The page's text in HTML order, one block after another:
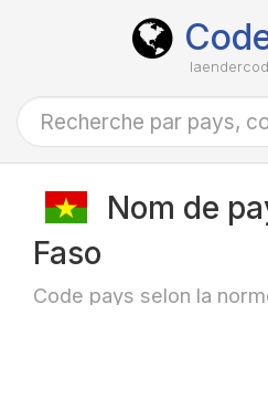
Nom de
Faso
Code pays selon la